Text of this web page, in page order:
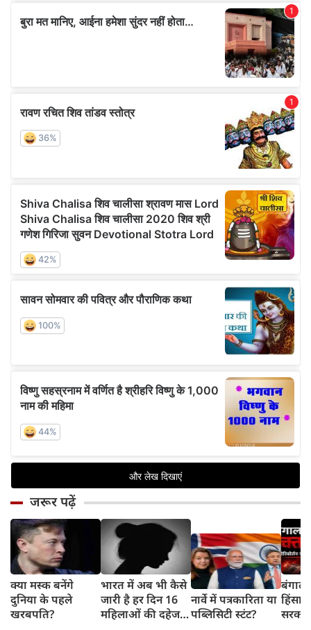
जरूर पढ़ें
क्या मस्क बनेंगे
दुनिया के पहले
खरबपति?
भारत में अब भी कैसे
जारी है हर दिन 16
महिलाओं की दहेज
नार्वे में पत्रकारिता या
पब्लिसिटी स्टंट?
बंगाल
हिंसा